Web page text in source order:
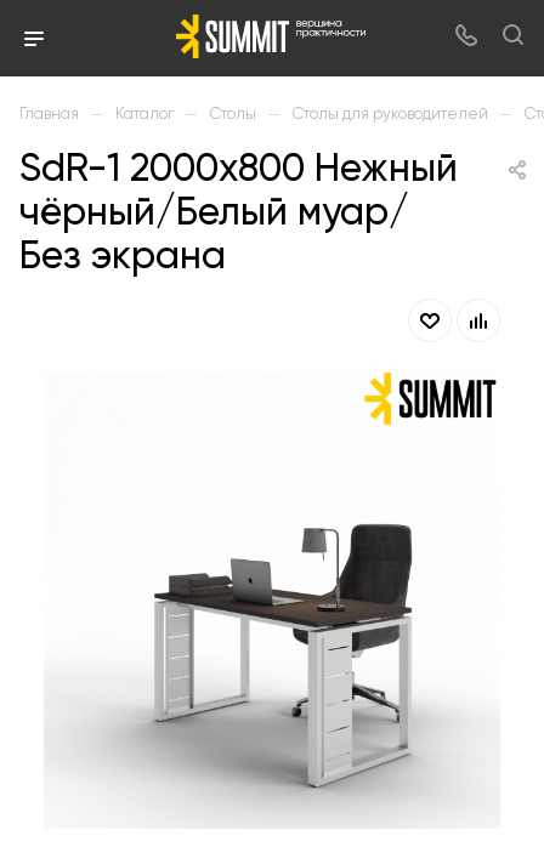
Главная — Каталог — Столы — Столы для руководителей —
SdR-1 2000х800 Нежный
чёрный/Белый муар/
Без экрана